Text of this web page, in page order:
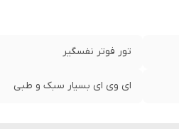
تور فوتر نفسگیر
ای وی ای بسیار سبک و طبی